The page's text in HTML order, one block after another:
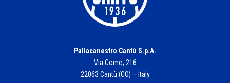
Pallacanestro Cantù S.p.A.
Via Como, 216
22063 Cantù (CO) – Italy